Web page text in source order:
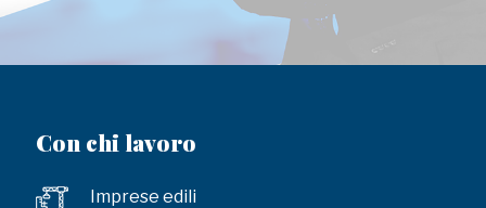
Con chi lavoro
Imprese edili